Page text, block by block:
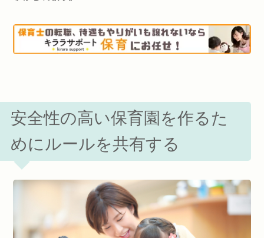
安全性の高い保育園を作るた
めにルールを共有する